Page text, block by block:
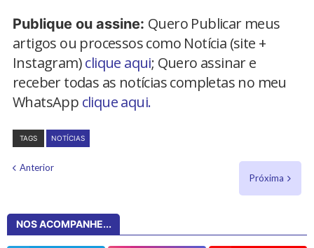
Publique ou assine: Quero Publicar meus
artigos ou processos como Notícia (site +
Instagram)clique aqui; Quero assinar e
receber todas as notícias completas no meu
WhatsApp clique aqui.
TAGS NOTÍCIAS
Anterior
Próxima
NOS ACOMPANHE...